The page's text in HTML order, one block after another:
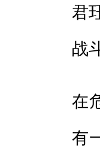
君
战
在
有